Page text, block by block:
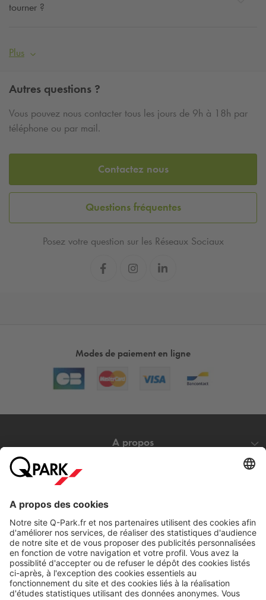
tourner ?
Plus
Autres questions ?
Vous pouvez nous contacter tous les jours de 9h à 18h par
téléphone ou par mail.
Contactez nous
Questions fréquentes
Posez votre question sur les Réseaux Sociaux
Modes de paiement en ligne
A propos
Nos services